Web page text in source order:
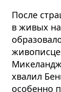
После
в живых
хвалил
особенно